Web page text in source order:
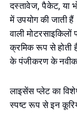
दस्तावेज, पैकेट, या
में उपयोग की जाती
वाली
क्रमिक रूप से होती
के पंजीकरण के
लाइसेंस प्लेट का
स्पष्ट रूप से इन